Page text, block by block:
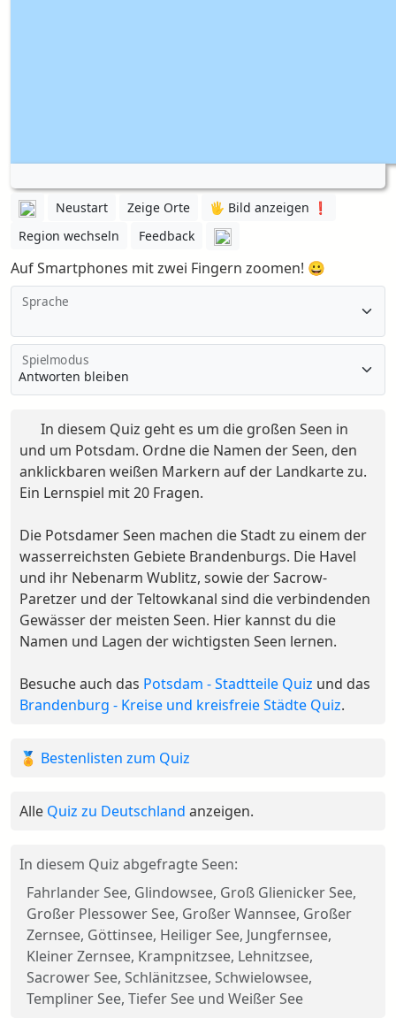
Neustart Zeige Orte
🖐️ Bild anzeigen ❗️
Region wechseln
Feedback
Auf Smartphones mit zwei Fingern zoomen! 😀
Sprache
Spielmodus
In diesem Quiz geht es um die großen Seen in
und um Potsdam. Ordne die Namen der Seen, den
anklickbaren weißen Markern auf der Landkarte zu.
Ein Lernspiel mit 20 Fragen.
Die Potsdamer Seen machen die Stadt zu einem der
wasserreichsten Gebiete Brandenburgs. Die Havel
und ihr Nebenarm Wublitz, sowie der Sacrow-
Paretzer und der Teltowkanal sind die verbindenden
Gewässer der meisten Seen. Hier kannst du die
Namen und Lagen der wichtigsten Seen lernen.
Besuche auch das Potsdam - Stadtteile Quiz und das
Brandenburg - Kreise und kreisfreie Städte Quiz.
🏅 Bestenlisten zum Quiz
Alle Quiz zu Deutschland anzeigen.
In diesem Quiz abgefragte Seen:
Fahrlander See, Glindowsee, Groß Glienicker See,
Großer Plessower See, Großer Wannsee, Großer
Zernsee, Göttinsee, Heiliger See, Jungfernsee,
Kleiner Zernsee, Krampnitzsee, Lehnitzsee,
Sacrower See, Schlänitzsee, Schwielowsee,
Templiner See, Tiefer See und Weißer See